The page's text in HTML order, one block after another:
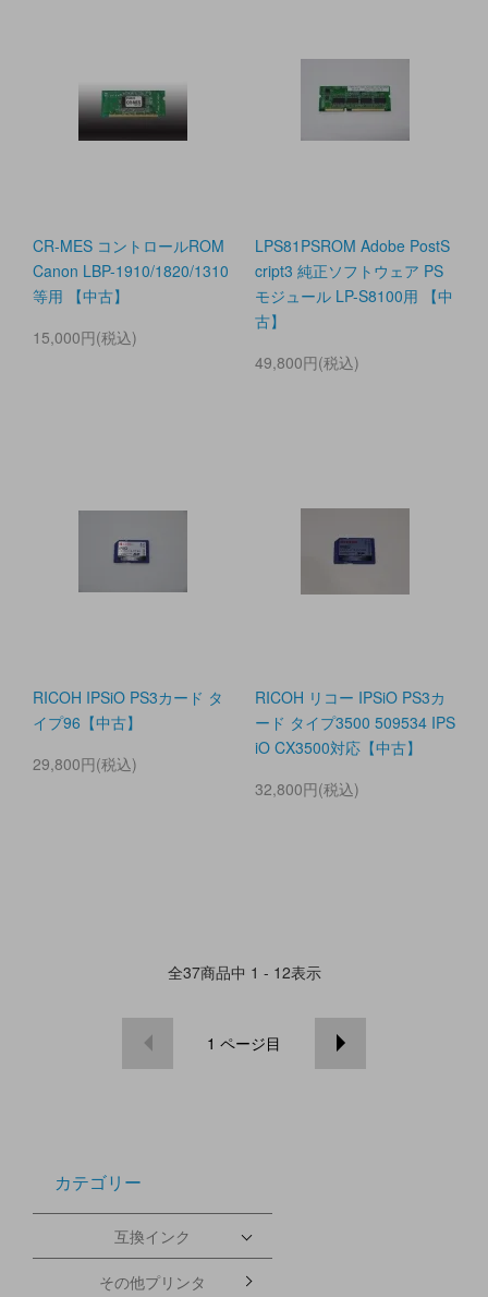
CR-MES コントロールROM
Canon LBP-1910/1820/1310
等用 【中古】
15,000円(税込)
LPS81PSROM Adobe PostS
cript3 純正ソフトウェア PS
モジュール LP-S8100用 【中
古】
49,800円(税込)
RICOH IPSiO PS3カード タ
イプ96【中古】
29,800円(税込)
RICOH リコー IPSiO PS3カ
ード タイプ3500 509534 IPS
iO CX3500対応【中古】
32,800円(税込)
全37商品中 1 - 12表示
1 ページ目
カテゴリー
互換インク
その他プリンタ